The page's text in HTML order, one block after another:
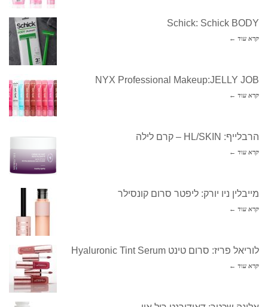
Schick: Schick BODY
קרא עוד ←
NYX Professional Makeup:JELLY JOB
קרא עוד ←
הרבלייף: HL/SKIN – קרם לילה
קרא עוד ←
מייבלין ניו יורק: ליפטר סרום קונסילר
קרא עוד ←
לוריאל פריז: סרום טינט Hyaluronic Tint Serum
קרא עוד ←